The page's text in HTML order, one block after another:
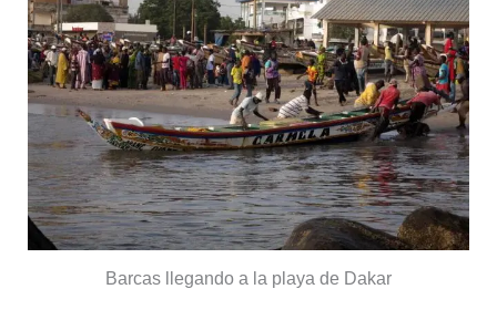
Barcas llegando a la playa de Dakar